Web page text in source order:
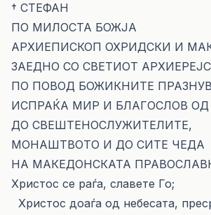
† СТЕФАН
ПО МИЛОСТА БОЖЈА
АРХИЕПИСКОП ОХРИДСКИ И
ЗАЕДНО СО СВЕТИОТ
ПО ПОВОД БОЖИКНИТЕ
ИСПРАЌА МИР И БЛАГОСЛОВ ОД
ДО СВЕШТЕНОСЛУЖИТЕЛИТЕ,
МОНАШТВОТО И ДО СИТЕ ЧЕДА
НА МАКЕДОНСКАТА
Христос се раѓа, славете Го;
Христос доаѓа од небесата,